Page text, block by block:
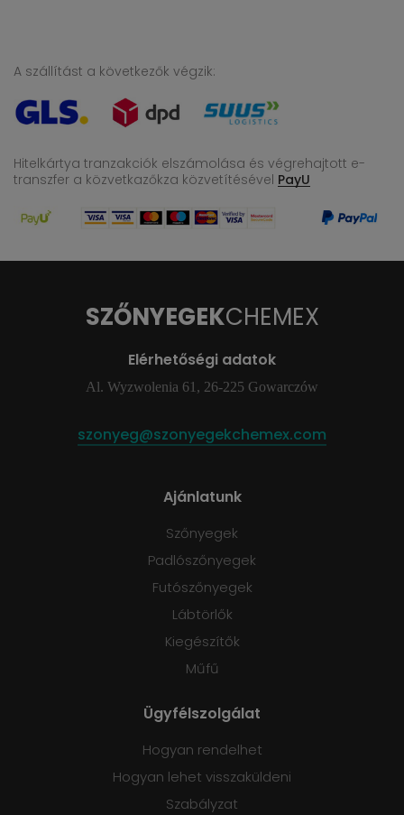
A szállítást a következők végzik:
Hitelkártya tranzakciók elszámolása és végrehajtott e-
transzfer a közvetkazőkza közvetítésével PayU
SZŐNYEGEKCHEMEX
Elérhetőségi adatok
Al. Wyzwolenia 61, 26-225 Gowarczów
szonyeg@szonyegekchemex.com
Ajánlatunk
Szőnyegek
Padlószőnyegek
Futószőnyegek
Lábtörlők
Kiegészítők
Műfű
Ügyfélszolgálat
Hogyan rendelhet
Hogyan lehet visszaküldeni
Szabályzat